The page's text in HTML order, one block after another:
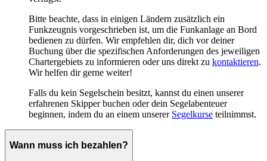
Bitte beachte, dass in einigen Ländern zusätzlich ein
Funkzeugnis vorgeschrieben ist, um die Funkanlage an Bord
bedienen zu dürfen. Wir empfehlen dir, dich vor deiner
Buchung über die spezifischen Anforderungen des jeweiligen
Chartergebiets zu informieren oder uns direkt zu kontaktieren.
Wir helfen dir gerne weiter!
Falls du kein Segelschein besitzt, kannst du einen unserer
erfahrenen Skipper buchen oder dein Segelabenteuer
beginnen, indem du an einem unserer Segelkurse teilnimmst.
Wann muss ich bezahlen?